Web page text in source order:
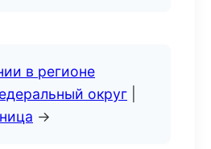
в регионе
округ
→